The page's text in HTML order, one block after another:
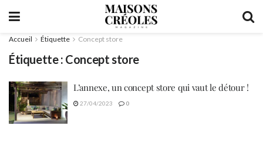
Accueil Étiquette Concept store
Étiquette : Concept store
L’annexe, un concept store qui vaut le détour !
27/04/2023 0